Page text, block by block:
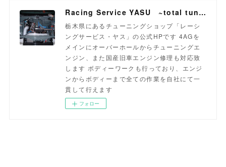
Racing Service YASU ~total tuning proshop~
栃木県にあるチューニングショップ「レーシ
ングサービス・ヤス」の公式HPです 4AGを
メインにオーバーホールからチューニングエ
ンジン、また国産旧車エンジン修理も対応致
します ボディーワークも行っており、エンジ
ンからボディーまで全ての作業を自社にて一
貫して行えます
フォロー